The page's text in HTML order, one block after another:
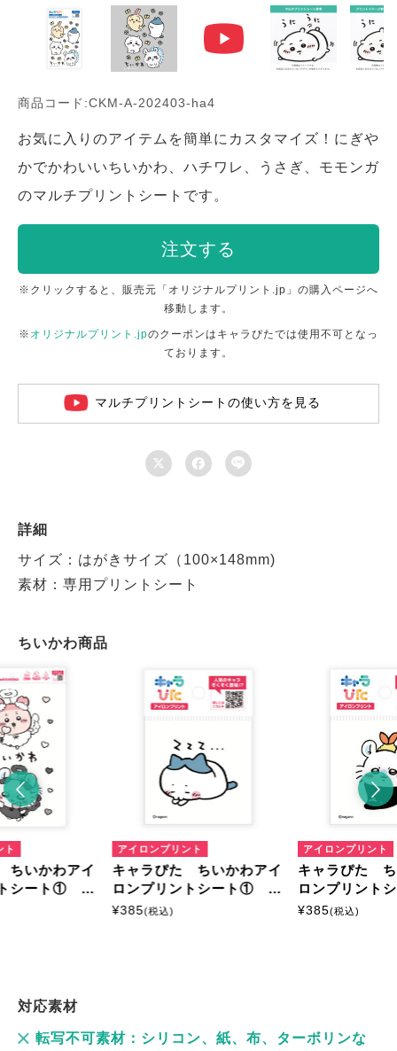
商品コード:CKM-A-202403-ha4
お気に入りのアイテムを簡単にカスタマイズ！にぎや
かでかわいいちいかわ、ハチワレ、うさぎ、モモンガ
のマルチプリントシートです。
注文する
※クリックすると、販売元「オリジナルプリント.jp」の購入ページへ
移動します。
※ オリジナルプリント.jpのクーポンはキャラぴたでは使用不可となっ
ております。
マルチプリントシートの使い方を見る
  
詳細
サイズ：はがきサイズ（100×148mm)
素材：専用プリントシート
ちいかわ商品
ト
いかわアイ
トシート① A
アイロンプリント
キャラぴた ちいかわアイ
ロンプリントシート① ミ
ニ12
¥385(税込)
アイロンプリント
キャラぴた
ロンプリン
ニ16
¥385(税込)
対応素材
転写不可素材：シリコン、紙、布、ターボリンな